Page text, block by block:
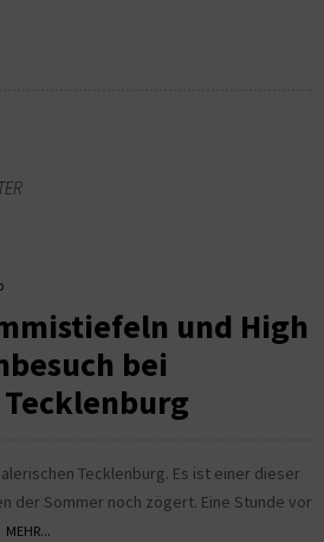
und High
bei
Tecklenburg. Es ist einer dieser
der Sommer noch zögert. Eine Stunde vor
MEHR...